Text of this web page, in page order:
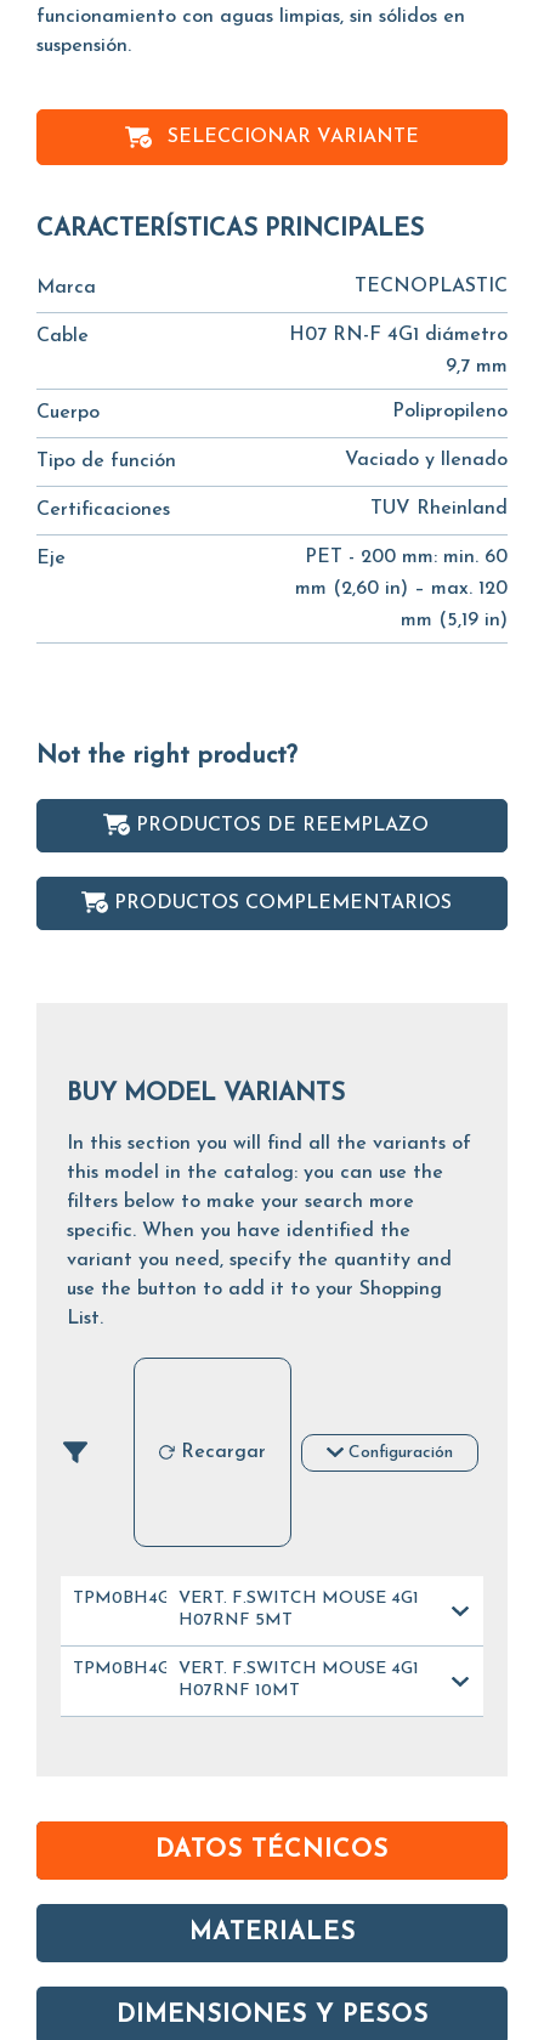
funcionamiento con aguas limpias, sin sólidos en
suspensión.
SELECCIONAR VARIANTE
CARACTERÍSTICAS PRINCIPALES
Marca TECNOPLASTIC
Cable
H07 RN-F 4G1 diámetro
9,7 mm
Cuerpo Polipropileno
Tipo de función Vaciado y llenado
Certificaciones TUV Rheinland
Eje
PET - 200 mm: min. 60
mm (2,60 in) – max. 120
mm (5,19 in)
Not the right product?
PRODUCTOS DE REEMPLAZO
PRODUCTOS COMPLEMENTARIOS
BUY MODEL VARIANTS
In this section you will find all the variants of
this model in the catalog: you can use the
filters below to make your search more
specific. When you have identified the
variant you need, specify the quantity and
use the button to add it to your Shopping
List.
Recargar Configuración
TPM0BH4G105NG01VERT. F.SWITCH MOUSE 4G1
H07RNF 5MT
TPM0BH4G110NG01VERT. F.SWITCH MOUSE 4G1
H07RNF 10MT
DATOS TÉCNICOS
MATERIALES
DIMENSIONES Y PESOS